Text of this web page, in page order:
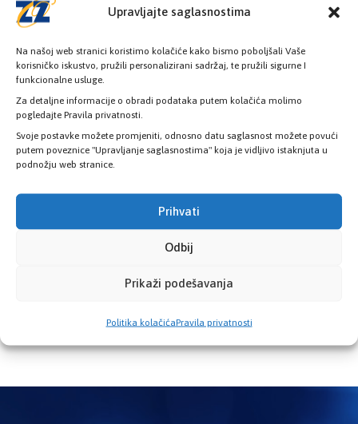
Upravljajte saglasnostima
Na našoj web stranici koristimo kolačiće kako bismo poboljšali Vaše
korisničko iskustvo, pružili personalizirani sadržaj, te pružili sigurne I
funkcionalne usluge.
Za detaljne informacije o obradi podataka putem kolačića molimo
pogledajte Pravila privatnosti.
Svoje postavke možete promjeniti, odnosno datu saglasnost možete povući
putem poveznice "Upravljanje saglasnostima" koja je vidljivo istaknjuta u
podnožju web stranice.
Prihvati
Odbij
Prikaži podešavanja
Politika kolačićaPravila privatnosti
6. Augusta 2026.
Ministarstvo zdravstva i Zavod zdravstvenog
osiguranja KS smanjuju liste čekanja: Osigurano
17.500 dijagnostičkih pregleda u ugovornim
3. Augusta 2026.